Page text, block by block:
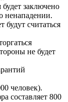
заключено
ненападении.
считаться
не будет
человек).
составляет 800